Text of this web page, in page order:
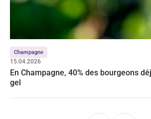
Champagne
15.04.2026
En Champagne, 40% des bourgeons
gel